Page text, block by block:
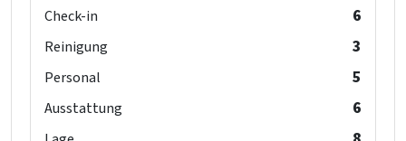
Check-in 6
Reinigung 3
Personal 5
Ausstattung 6